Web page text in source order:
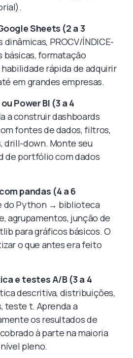
Sheets (2 a 3
dinâmicas, PROCV/ÍNDICE-
básicas, formatação
rápida de adquirir
em grandes empresas.
Power BI (3 a 4
a construir dashboards
fontes de dados, filtros,
drill-down. Monte seu
de portfólio com dados
pandas (4 a 6
do Python → biblioteca
agrupamentos, junção de
para gráficos básicos. O
o que antes era feito
e testes A/B (3 a 4
descritiva, distribuições,
teste t. Aprenda a
os resultados de
à parte na maioria
pleno.